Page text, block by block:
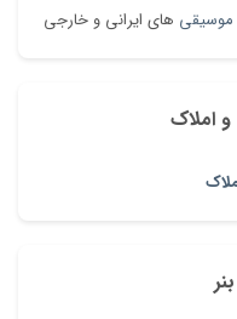
موسیقی های ایرانی و خارجی
املاک